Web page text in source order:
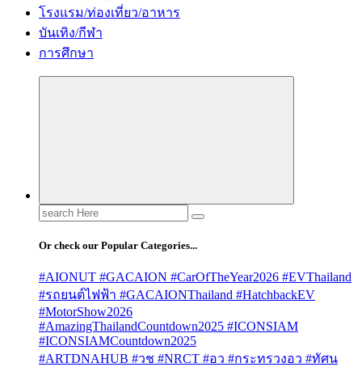
โรงแรม/ท่องเที่ยว/อาหาร
บันเทิง/กีฬา
การศึกษา
Search
for:
Or check our Popular Categories...
#AIONUT #GACAION #CarOfTheYear2026 #EVThailand
#รถยนต์ไฟฟ้า #GACAIONThailand #HatchbackEV
#MotorShow2026
#AmazingThailandCountdown2025 #ICONSIAM
#ICONSIAMCountdown2025
#ARTDNAHUB #วช #NRCT #อว #กระทรวงอว #ทัศน